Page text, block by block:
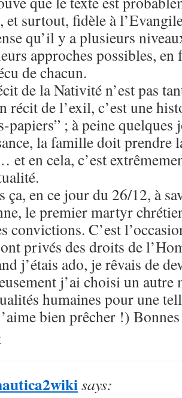
et surtout, fidèle à
qu’il y a plusieurs
approches possibles, en
de chacun.
de la Nativité n’est pas
récit de l’exil, c’est une
papiers” ; à peine quelques
la famille doit prendre
et en cela, c’est
ça, en ce jour du 26/12, à
le premier martyr
convictions. C’est
privés des droits de
j’étais ado, je rêvais de
j’ai choisi un autre
humaines pour une
bien prêcher !)
says: